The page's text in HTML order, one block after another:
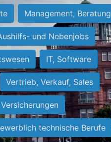
Management, Beratung
und Nebenjobs
IT, Software
Vertrieb, Verkauf, Sales
technische Berufe